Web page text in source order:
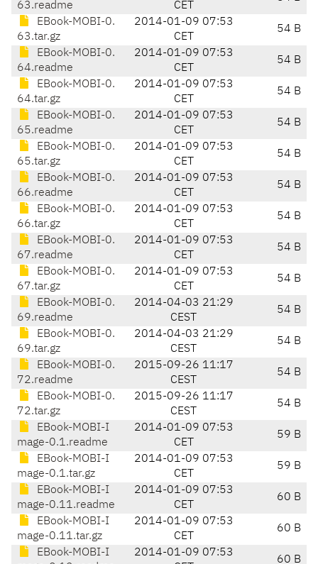
63.readme
CET
EBook-MOBI-0.
63.tar.gz
2014-01-09 07:53
CET
54 B
EBook-MOBI-0.
64.readme
2014-01-09 07:53
CET
54 B
EBook-MOBI-0.
64.tar.gz
2014-01-09 07:53
CET
54 B
EBook-MOBI-0.
65.readme
2014-01-09 07:53
CET
54 B
EBook-MOBI-0.
65.tar.gz
2014-01-09 07:53
CET
54 B
EBook-MOBI-0.
66.readme
2014-01-09 07:53
CET
54 B
EBook-MOBI-0.
66.tar.gz
2014-01-09 07:53
CET
54 B
EBook-MOBI-0.
67.readme
2014-01-09 07:53
CET
54 B
EBook-MOBI-0.
67.tar.gz
2014-01-09 07:53
CET
54 B
EBook-MOBI-0.
69.readme
2014-04-03 21:29
CEST
54 B
EBook-MOBI-0.
69.tar.gz
2014-04-03 21:29
CEST
54 B
EBook-MOBI-0.
72.readme
2015-09-26 11:17
CEST
54 B
EBook-MOBI-0.
72.tar.gz
2015-09-26 11:17
CEST
54 B
EBook-MOBI-I
mage-0.1.readme
2014-01-09 07:53
CET
59 B
EBook-MOBI-I
mage-0.1.tar.gz
2014-01-09 07:53
CET
59 B
EBook-MOBI-I
mage-0.11.readme
2014-01-09 07:53
CET
60 B
EBook-MOBI-I
mage-0.11.tar.gz
2014-01-09 07:53
CET
60 B
EBook-MOBI-I
2014-01-09 07:53
60 B